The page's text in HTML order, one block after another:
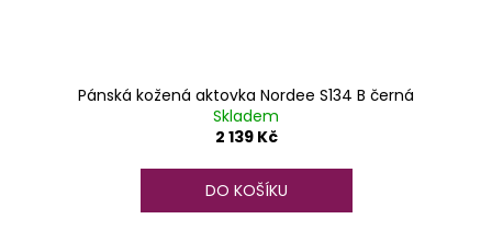
Pánská kožená aktovka Nordee S134 B černá
Skladem
2 139 Kč
DO KOŠÍKU